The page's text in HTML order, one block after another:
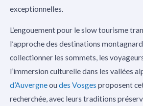
exceptionnelles.
L’engouement pour le slow tourisme
l’approche des destinations
collectionner les sommets, les
l’immersion culturelle dans les vallées
d’Auvergneou des Vosges proposent
recherchée, avec leurs traditions